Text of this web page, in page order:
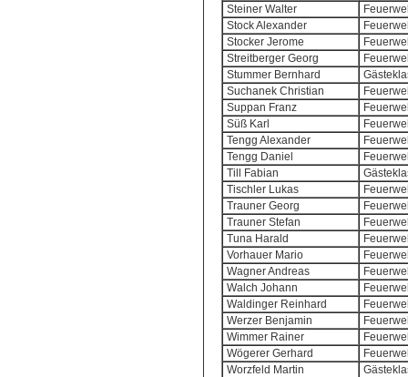
Steiner Walter
Stock Alexander
Stocker Jerome
Streitberger Georg
Stummer Bernhard
Suchanek Christian
Suppan Franz
Süß Karl
Tengg Alexander
Tengg Daniel
Till Fabian
Tischler Lukas
Trauner Georg
Trauner Stefan
Tuna Harald
Vorhauer Mario
Wagner Andreas
Walch Johann
Waldinger Reinhard
Werzer Benjamin
Wimmer Rainer
Wögerer Gerhard
Worzfeld Martin